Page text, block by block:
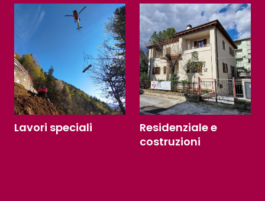
Lavori speciali
Residenziale e
costruzioni